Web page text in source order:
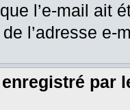
l’e-mail ait
l’adresse e-
par